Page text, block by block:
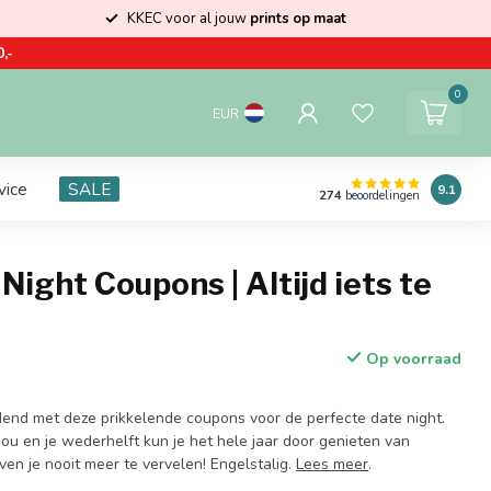
KKEC voor al jouw prints op maat
EUR
0
SALE 274 beoordelingen 9.1
Coupons | Altijd iets te
Op voorraad
met deze prikkelende coupons voor de perfecte date night.
en je wederhelft kun je het hele jaar door genieten van
je nooit meer te vervelen! Engelstalig.Lees meer.